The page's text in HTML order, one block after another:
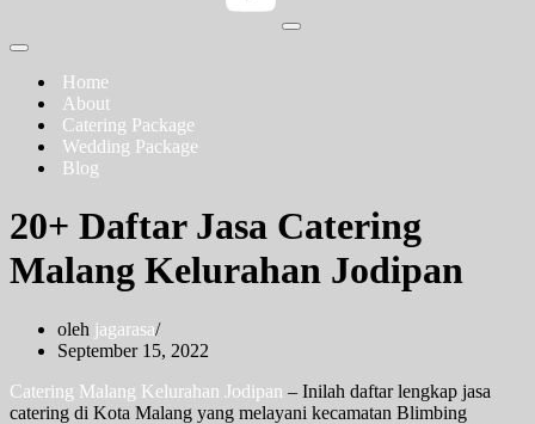
Menu
Menu
NavigasiHome
About
Catering Package
Wedding Package
Blog
20+ Daftar Jasa Catering
Malang Kelurahan Jodipan
oleh jagarasa
September 15, 2022
Catering Malang Kelurahan Jodipan – Inilah daftar lengkap jasa
catering di Kota Malang yang melayani kecamatan Blimbing